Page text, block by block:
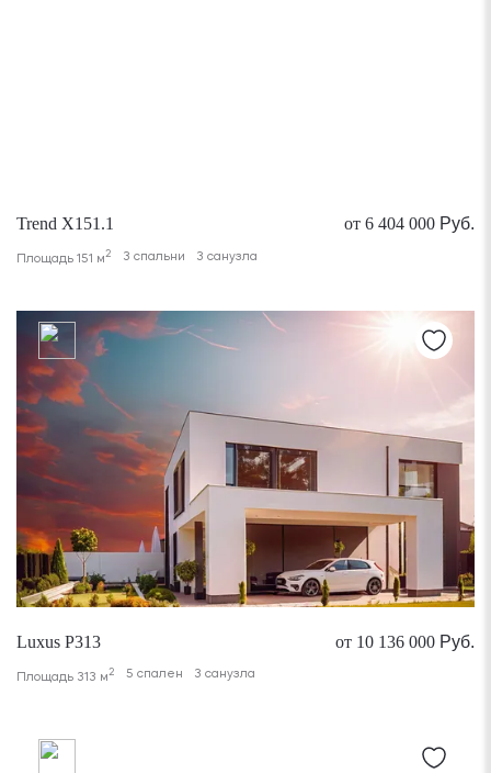
Trend X151.1 от 6 404 000 Руб.
Площадь 151 м2 3 спальни 3 санузла
Luxus P313 от 10 136 000 Руб.
Площадь 313 м2 5 спален 3 санузла